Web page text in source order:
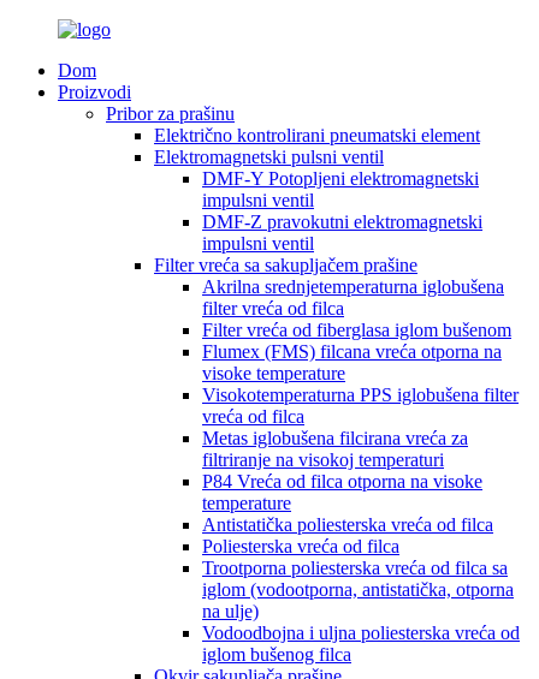
Dom
Proizvodi
Pribor za prašinu
Električno kontrolirani pneumatski element
Elektromagnetski pulsni ventil
DMF-Y Potopljeni elektromagnetski
impulsni ventil
DMF-Z pravokutni elektromagnetski
impulsni ventil
Filter vreća sa sakupljačem prašine
Akrilna srednjetemperaturna iglobušena
filter vreća od filca
Filter vreća od fiberglasa iglom bušenom
Flumex (FMS) filcana vreća otporna na
visoke temperature
Visokotemperaturna PPS iglobušena filter
vreća od filca
Metas iglobušena filcirana vreća za
filtriranje na visokoj temperaturi
P84 Vreća od filca otporna na visoke
temperature
Antistatička poliesterska vreća od filca
Poliesterska vreća od filca
Trootporna poliesterska vreća od filca sa
iglom (vodootporna, antistatička, otporna
na ulje)
Vodoodbojna i uljna poliesterska vreća od
iglom bušenog filca